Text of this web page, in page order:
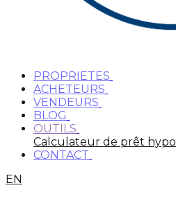
PROPRIETES
ACHETEURS
VENDEURS
BLOG
OUTILS
Calculateur de prêt
CONTACT
EN